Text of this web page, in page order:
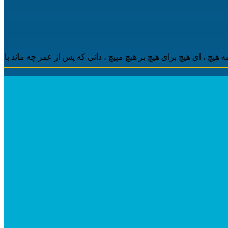
‌ای هیچ برای هیچ بر هیچ مپیچ ، دانی که پس از عمر چه ماند باقی ،